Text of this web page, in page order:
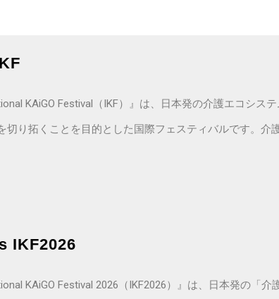
KAiGO Festival（IKF）』は、日本発の介護エコシ
切り拓くことを目的とした国際フェスティバルです。
IKF2026
KAiGO Festival 2026（IKF2026）』は、日本発の「